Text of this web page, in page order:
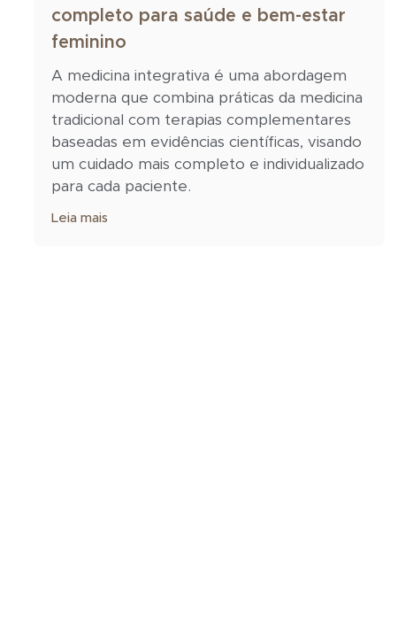
completo para saúde e bem-estar
feminino
A medicina integrativa é uma abordagem
moderna que combina práticas da medicina
tradicional com terapias complementares
baseadas em evidências científicas, visando
um cuidado mais completo e individualizado
para cada paciente.
Leia mais